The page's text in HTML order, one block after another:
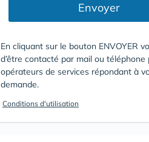
Envoyer
En cliquant sur le bouton ENVOYER
d’être contacté par mail ou téléphone
opérateurs de services répondant à
demande.
Conditions d'utilisation